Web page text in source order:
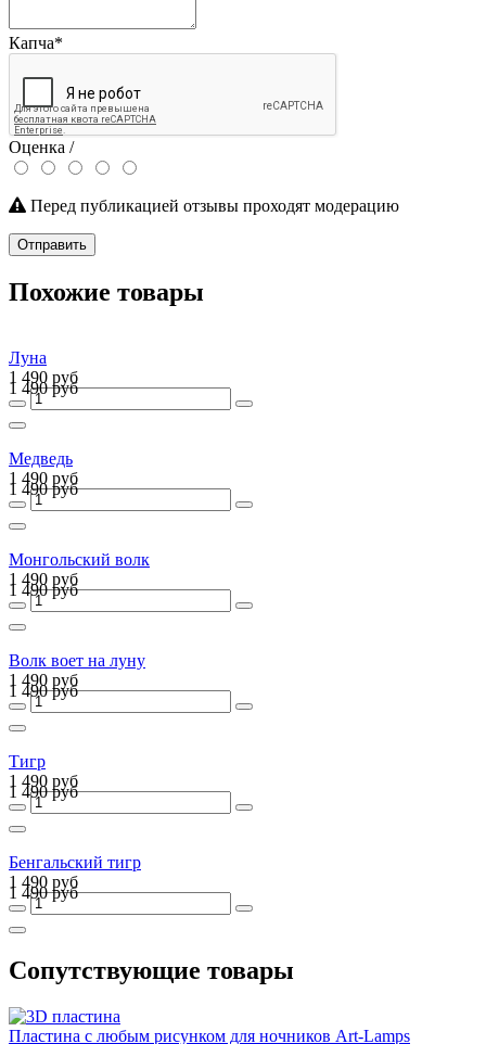
Капча*
Оценка /
Перед публикацией отзывы проходят модерацию
Отправить
Похожие товары
Луна
1 490 руб
1 490 руб
Медведь
1 490 руб
1 490 руб
Монгольский волк
1 490 руб
1 490 руб
Волк воет на луну
1 490 руб
1 490 руб
Тигр
1 490 руб
1 490 руб
Бенгальский тигр
1 490 руб
1 490 руб
Сопутствующие товары
Пластина с любым рисунком для ночников Art-Lamps